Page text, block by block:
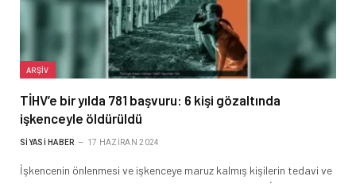
ARŞIV
TİHV’e bir yılda 781 başvuru: 6 kişi gözaltında
işkenceyle öldürüldü
SIYASI HABER 17 HAZIRAN 2024
İşkencenin önlenmesi ve işkenceye maruz kalmış kişilerin tedavi ve